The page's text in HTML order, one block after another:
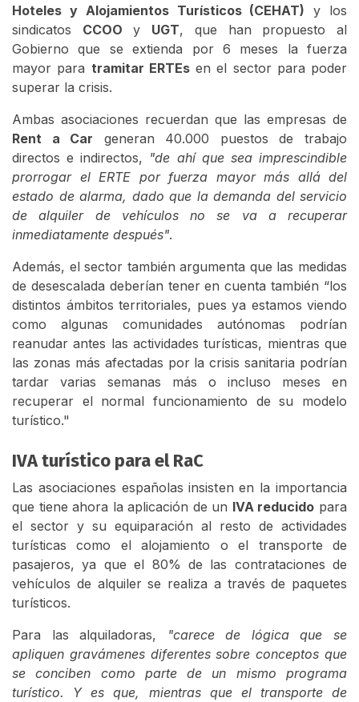
Hoteles y Alojamientos Turísticos (CEHAT) y los
sindicatos CCOO y UGT, que han propuesto al
Gobierno que se extienda por 6 meses la fuerza
mayor para tramitar ERTEsen el sector para poder
superar la crisis.
Ambas asociaciones recuerdan que las empresas de
Rent a Car generan 40.000 puestos de trabajo
directos e indirectos, "de ahí que sea imprescindible
prorrogar el ERTE por fuerza mayor más allá del
estado de alarma, dado que la demanda del servicio
de alquiler de vehículos no se va a recuperar
inmediatamente después".
Además, el sector también argumenta que las medidas
de desescalada deberían tener en cuenta también “los
distintos ámbitos territoriales, pues ya estamos viendo
como algunas comunidades autónomas podrían
reanudar antes las actividades turísticas, mientras que
las zonas más afectadas por la crisis sanitaria podrían
tardar varias semanas más o incluso meses en
recuperar el normal funcionamiento de su modelo
turístico."
IVA turístico para el RaC
Las asociaciones españolas insisten en la importancia
que tiene ahora la aplicación de un IVA reducido para
el sector y su equiparación al resto de actividades
turísticas como el alojamiento o el transporte de
pasajeros, ya que el 80% de las contrataciones de
vehículos de alquiler se realiza a través de paquetes
turísticos.
Para las alquiladoras,
"carece de lógica que se
apliquen gravámenes diferentes sobre conceptos que
se conciben como parte de un mismo programa
turístico. Y es que, mientras que el transporte de